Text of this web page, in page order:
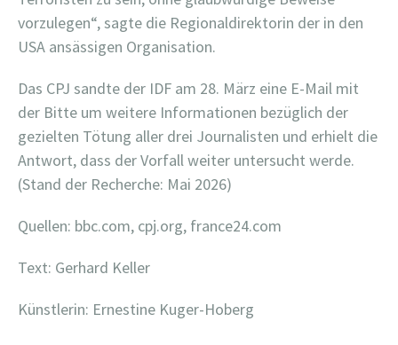
vorzulegen“, sagte die Regionaldirektorin der in den
USA ansässigen Organisation.
Das CPJ sandte der IDF am 28. März eine E-Mail mit
der Bitte um weitere Informationen bezüglich der
gezielten Tötung aller drei Journalisten und erhielt die
Antwort, dass der Vorfall weiter untersucht werde.
(Stand der Recherche: Mai 2026)
Quellen: bbc.com, cpj.org, france24.com
Text: Gerhard Keller
Künstlerin: Ernestine Kuger-Hoberg